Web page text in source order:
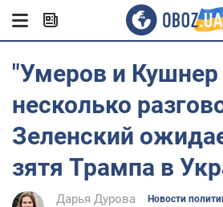
"Умеров и Кушнер
несколько
Зеленский
зятя Трампа в
Дарья Дурова Новости